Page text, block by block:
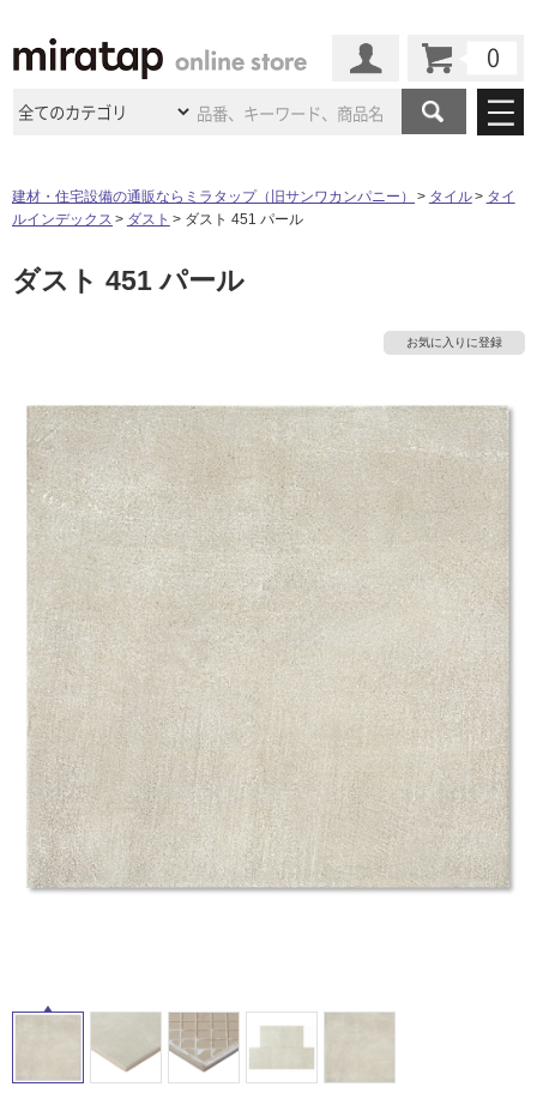
商品カテゴリ
キッチン
トイレ
ウッドデッキ フローリング・床材
収納 インテリア・家具
照明 ペット用品
内装用建材 パネル・壁材
ロートアイアン 天然石・石材
メンテナンス・施工材 新商品
施工事例
施工事例
インタビュー
店舗・施設事例
ショールーム
ショールーム
大阪ショールーム 仙台ショールーム
名古屋ショールーム 京都ショールーム
福岡ショールーム 札幌スマートショールー
ム
横浜スマートショールー
ム
ウェルビーみのお HDC
BOX
ご利用ガイド 初めての方へ
よくある質問 お問い合わせ
修理お問い合わせ クレーム公開
説明書・図面検索 水まわり3年保証
お役立ち情報 住まいのスタイリング
アイデア
ミラタップ チャンネル
オンライン相談
その他サービス
ミラタップと創る家
ASOLIE
工事会社紹介Coziコンシ
ェルジュ
自分らしい家づくり
SUVACO
最高のリノベ会社がみつ
かるリノベりす
建材・住宅設備の通販ならミラタップ（旧サンワカンパニー） タイル
タイ
ルインデックス
ダスト ダスト 451 パール
ダスト 451 パール
お気に入りに登録
タ
イ
ル
屋
内
床・
屋
室
駐